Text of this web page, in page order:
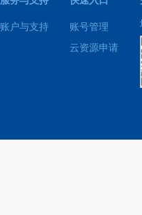
账户与支持
账号管理
云资源申请